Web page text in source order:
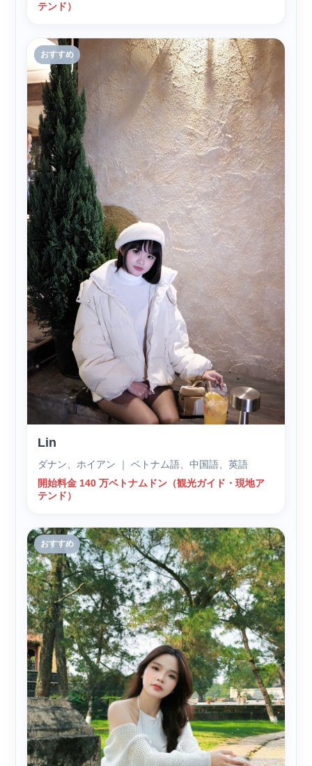
テンド）
おすすめ
Lin
ダナン、ホイアン ｜ ベトナム語、中国語、英語
開始料金 140 万ベトナムドン（観光ガイド・現地ア
テンド）
おすすめ